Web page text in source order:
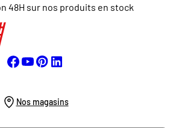
48H sur nos produits en stock
Nos magasins